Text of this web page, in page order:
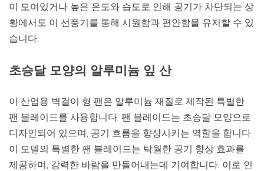
이 모여있거나 높은 온도와 습도로 인해 공기가 차단되는 상
황에서도 이 선풍기를 통해 시원함과 편안함을 유지할 수 있
습니다.
초승달 모양의 알루미늄 잎 산
이 산업용 벽걸이 형 팬은 알루미늄 재질로 제작된 특별한
팬 블레이드를 사용합니다. 팬 블레이드는 초승달 모양으로
디자인되어 있으며, 공기 흐름을 향상시키는 역할을 합니다.
이 모델의 특별한 팬 블레이드는 탁월한 공기 향상 효과를
제공하며, 강력한 바람을 만들어내는데 기여합니다. 이로 인